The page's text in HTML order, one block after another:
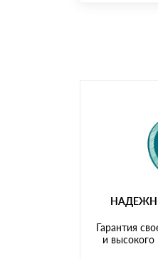
Мы
Гарантия
и высокого